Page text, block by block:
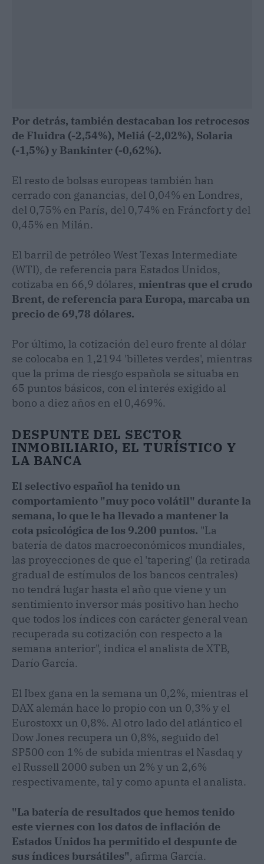
Por detrás, también destacaban los retrocesos
de Fluidra (-2,54%), Meliá (-2,02%), Solaria
(-1,5%) y Bankinter (-0,62%).
El resto de bolsas europeas también han
cerrado con ganancias, del 0,04% en Londres,
del 0,75% en París, del 0,74% en Fráncfort y del
0,45% en Milán.
El barril de petróleo West Texas Intermediate
(WTI), de referencia para Estados Unidos,
cotizaba en 66,9 dólares, mientras que el crudo
Brent, de referencia para Europa, marcaba un
precio de 69,78 dólares.
Por último, la cotización del euro frente al dólar
se colocaba en 1,2194 'billetes verdes', mientras
que la prima de riesgo española se situaba en
65 puntos básicos, con el interés exigido al
bono a diez años en el 0,469%.
DESPUNTE DEL SECTOR
INMOBILIARIO, EL TURÍSTICO Y
LA BANCA
El selectivo español ha tenido un
comportamiento "muy poco volátil" durante la
semana, lo que le ha llevado a mantener la
cota psicológica de los 9.200 puntos. "La
batería de datos macroeconómicos mundiales,
las proyecciones de que el 'tapering' (la retirada
gradual de estímulos de los bancos centrales)
no tendrá lugar hasta el año que viene y un
sentimiento inversor más positivo han hecho
que todos los índices con carácter general vean
recuperada su cotización con respecto a la
semana anterior", indica el analista de XTB,
Darío García.
El Ibex gana en la semana un 0,2%, mientras el
DAX alemán hace lo propio con un 0,3% y el
Eurostoxx un 0,8%. Al otro lado del atlántico el
Dow Jones recupera un 0,8%, seguido del
SP500 con 1% de subida mientras el Nasdaq y
el Russell 2000 suben un 2% y un 2,6%
respectivamente, tal y como apunta el analista.
"La batería de resultados que hemos tenido
este viernes con los datos de inflación de
Estados Unidos ha permitido el despunte de
sus índices bursátiles", afirma García.